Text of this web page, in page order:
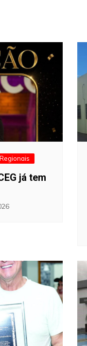
Regionais
já tem